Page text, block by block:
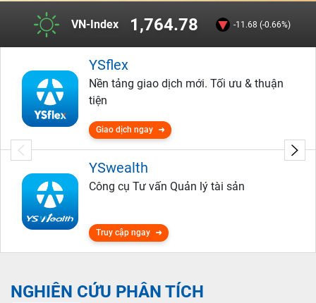
VN-Index 1,764.78 -11.68 (-0.66%)
YSflex
Nền tảng giao dịch mới. Tối ưu & thuận
tiện
Giao dịch ngay
YSwealth
Công cụ Tư vấn Quản lý tài sản
Truy cập ngay
NGHIÊN CỨU PHÂN TÍCH